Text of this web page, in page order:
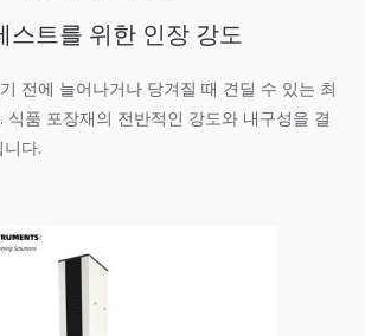
스트를 위한 인장 강도
전에 늘어나거나 당겨질 때 견딜 수 있는 최
식품 포장재의 전반적인 강도와 내구성을 결
다.